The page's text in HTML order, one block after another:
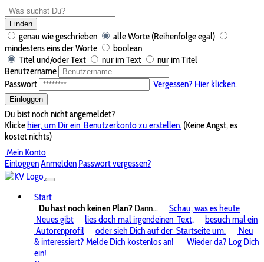
Finden
genau wie geschrieben
alle Worte (Reihenfolge egal)
mindestens eins der Worte
boolean
Titel und/oder Text
nur im Text
nur im Titel
Benutzername
Passwort
Vergessen? Hier klicken.
Einloggen
Du bist noch nicht angemeldet?
Klickehier, um Dir ein Benutzerkonto zu erstellen. (Keine Angst, es
kostet nichts)
Mein Konto
EinloggenAnmelden Passwort vergessen?
Start
Du hast noch keinen Plan? Dann...
Schau, was es heute
Neues gibt
lies doch mal irgendeinen Text,
besuch mal ein
Autorenprofil
oder sieh Dich auf der Startseite um.
Neu
& interessiert? Melde Dich kostenlos an!
Wieder da? Log Dich
ein!